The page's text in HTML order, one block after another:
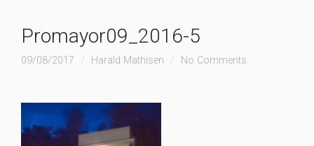
Promayor09_2016-5
09/08/2017 Harald Mathisen No Comments